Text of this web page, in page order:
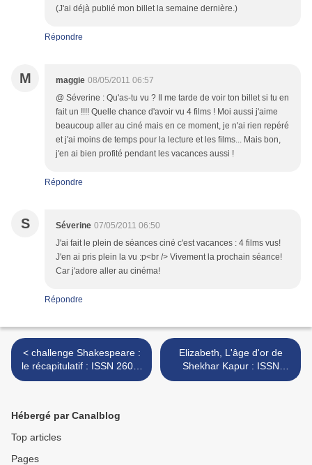
(J'ai déjà publié mon billet la semaine dernière.)
Répondre
M maggie 08/05/2011 06:57
@ Séverine : Qu'as-tu vu ? Il me tarde de voir ton billet si tu en
fait un !!!! Quelle chance d'avoir vu 4 films ! Moi aussi j'aime
beaucoup aller au ciné mais en ce moment, je n'ai rien repéré
et j'ai moins de temps pour la lecture et les films... Mais bon,
j'en ai bien profité pendant les vacances aussi !
Répondre
S Séverine 07/05/2011 06:50
J'ai fait le plein de séances ciné c'est vacances : 4 films vus!
J'en ai pris plein la vu :p<br /> Vivement la prochain séance!
Car j'adore aller au cinéma!
Répondre
< challenge Shakespeare :
le récapitulatif : ISSN 2607-
0006
Elizabeth, L'âge d'or de
Shekhar Kapur : ISSN
2607-0006 >
Hébergé par Canalblog
Top articles
Pages